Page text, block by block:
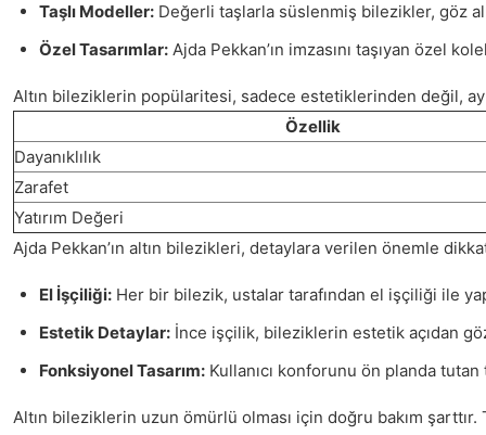
Taşlı Modeller: Değerli taşlarla süslenmiş bilezikler, göz
Özel Tasarımlar: Ajda Pekkan’ın imzasını taşıyan özel
Altın bileziklerin popülaritesi, sadece estetiklerinden değil,
Özellik
Dayanıklılık
Zarafet
Yatırım Değeri
Ajda Pekkan’ın altın bilezikleri, detaylara verilen önemle
El İşçiliği: Her bir bilezik, ustalar tarafından el işçiliği ile
Estetik Detaylar: İnce işçilik, bileziklerin estetik açıdan göz
Fonksiyonel Tasarım: Kullanıcı konforunu ön planda
Altın bileziklerin uzun ömürlü olması için doğru bakım